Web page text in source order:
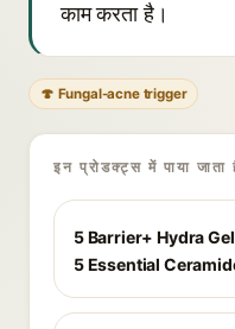
काम करता है।
🍄 Fungal-acne trigger
इन प्रोडक्ट्स में पाया जाता
5 Barrier+ Hydra
5 Essential